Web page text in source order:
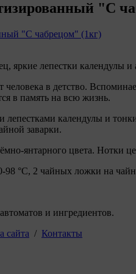
"С
яркие лепестки календулы и
человека в детство.
в память на всю жизнь.
календулы и
заварки.
янтарного цвета. Нотки
98 °C, 2 чайных ложки на
и ингредиентов.
сайта / Контакты